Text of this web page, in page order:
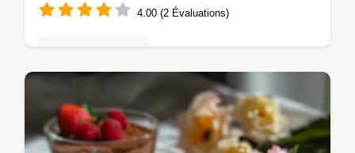
4.00 (2 Évaluations)
Découvrez notre recette Authentique et
dlicieuse mousse au chocolat. Une mousse
chocolat classique incroyablement aérienne,